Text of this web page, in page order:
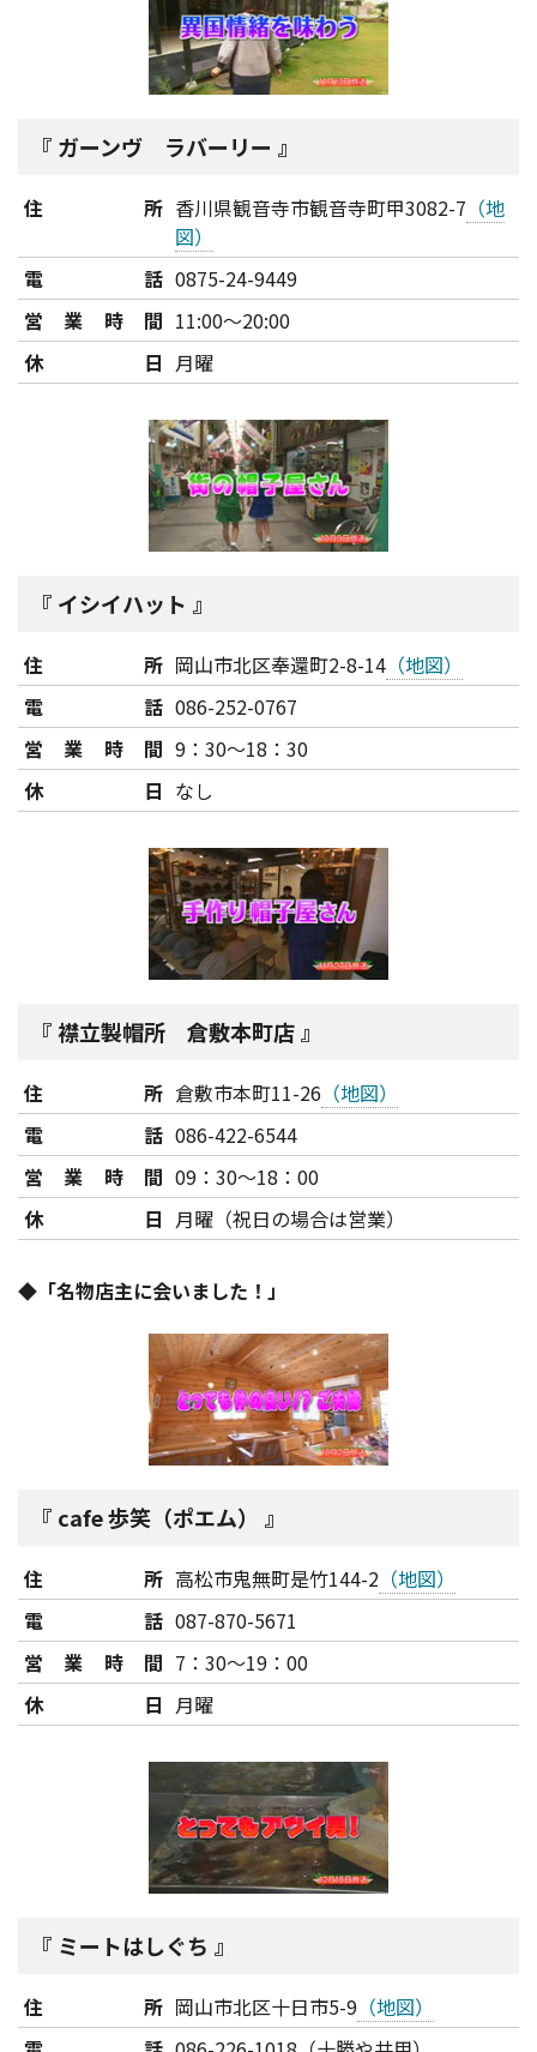
ガーンヴ ラバーリー
住所 香川県観音寺市観音寺町甲3082-7 （地
図）
電話 0875-24-9449
営業時間 11:00～20:00
休日 月曜
イシイハット
住所 岡山市北区奉還町2-8-14 （地図）
電話 086-252-0767
営業時間 9：30～18：30
休日 なし
襟立製帽所 倉敷本町店
住所 倉敷市本町11-26 （地図）
電話 086-422-6544
営業時間 09：30～18：00
休日 月曜（祝日の場合は営業）
◆「名物店主に会いました！」
cafe 歩笑（ポエム）
住所 高松市鬼無町是竹144-2 （地図）
電話 087-870-5671
営業時間 7：30～19：00
休日 月曜
ミートはしぐち
住所 岡山市北区十日市5-9 （地図）